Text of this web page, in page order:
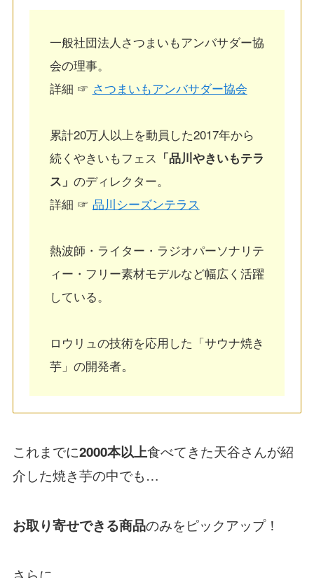
一般社団法人さつまいもアンバサダー協
会の理事。
詳細 ☞ さつまいもアンバサダー協会
累計20万人以上を動員した2017年から
続くやきいもフェス 「品川やきいもテラ
ス」 のディレクター。
詳細 ☞ 品川シーズンテラス
熱波師・ライター・ラジオパーソナリテ
ィー・フリー素材モデルなど幅広く活躍
している。
ロウリュの技術を応用した「サウナ焼き
芋」の開発者。
これまでに2000本以上食べてきた天谷さんが紹
介した焼き芋の中でも…
お取り寄せできる商品のみをピックアップ！